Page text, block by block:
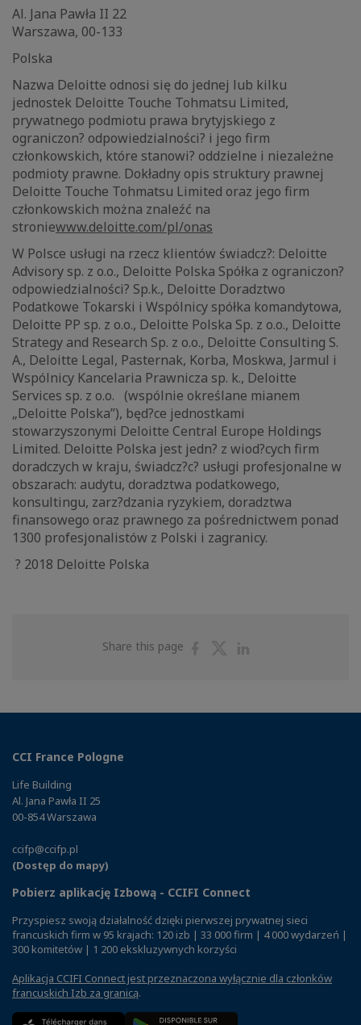
Al. Jana Pawła II 22
Warszawa, 00-133
Polska
Nazwa Deloitte odnosi się do jednej lub kilku
jednostek Deloitte Touche Tohmatsu Limited,
prywatnego podmiotu prawa brytyjskiego z
ograniczon? odpowiedzialności? i jego firm
członkowskich, które stanowi? oddzielne i niezależne
podmioty prawne. Dokładny opis struktury prawnej
Deloitte Touche Tohmatsu Limited oraz jego firm
członkowskich można znaleźć na
stroniewww.deloitte.com/pl/onas
W Polsce usługi na rzecz klientów świadcz?: Deloitte
Advisory sp. z o.o., Deloitte Polska Spółka z ograniczon?
odpowiedzialności? Sp.k., Deloitte Doradztwo
Podatkowe Tokarski i Wspólnicy spółka komandytowa,
Deloitte PP sp. z o.o., Deloitte Polska Sp. z o.o., Deloitte
Strategy and Research Sp. z o.o., Deloitte Consulting S.
A., Deloitte Legal, Pasternak, Korba, Moskwa, Jarmul i
Wspólnicy Kancelaria Prawnicza sp. k., Deloitte
Services sp. z o.o. (wspólnie określane mianem
„Deloitte Polska”), będ?ce jednostkami
stowarzyszonymi Deloitte Central Europe Holdings
Limited. Deloitte Polska jest jedn? z wiod?cych firm
doradczych w kraju, świadcz?c? usługi profesjonalne w
obszarach: audytu, doradztwa podatkowego,
konsultingu, zarz?dzania ryzykiem, doradztwa
finansowego oraz prawnego za pośrednictwem ponad
1300 profesjonalistów z Polski i zagranicy.
? 2018 Deloitte Polska
Share this page
ShareShare
CCI France Pologne
Life Building
Al. Jana Pawła II 25
00-854 Warszawa
ccifp@ccifp.pl
(Dostęp do mapy)
Pobierz aplikację Izbową - CCIFI Connect
Przyspiesz swoją działalność dzięki pierwszej prywatnej sieci
francuskich firm w 95 krajach: 120 izb | 33 000 firm | 4 000 wydarzeń |
300 komitetów | 1 200 ekskluzywnych korzyści
Aplikacja CCIFI Connect jest przeznaczona wyłącznie dla członków
francuskich Izb za granicą.